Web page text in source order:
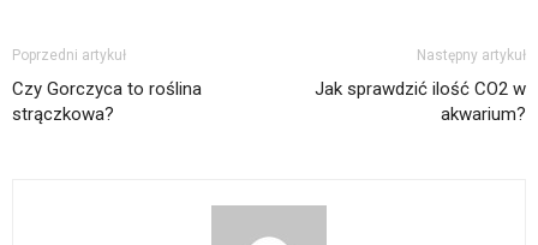
Poprzedni artykuł
Czy Gorczyca to roślina
strączkowa?
Następny artykuł
Jak sprawdzić ilość CO2 w
akwarium?